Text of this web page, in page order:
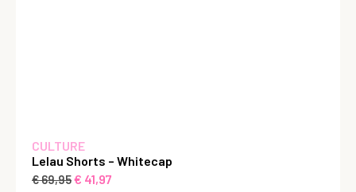
CULTURE
Lelau Shorts – Whitecap
€69,95€ 41,97